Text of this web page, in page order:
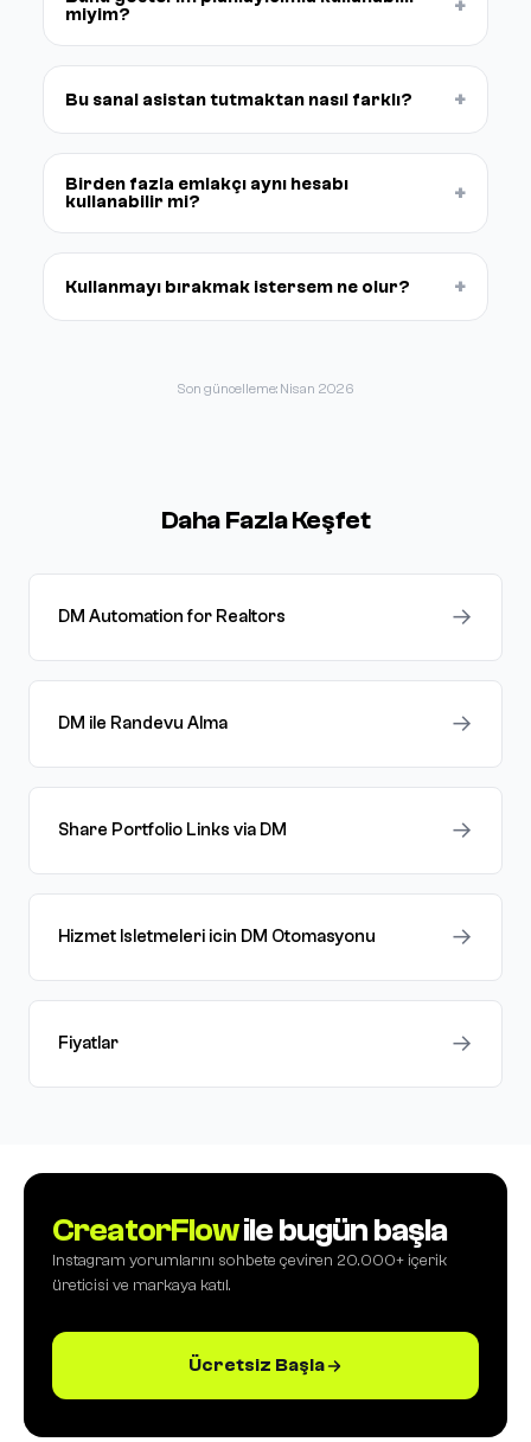
miyim?
+
Bu sanal asistan tutmaktan nasıl farklı? +
Birden fazla emlakçı aynı hesabı
kullanabilir mi?
+
Kullanmayı bırakmak istersem ne olur? +
Son güncelleme: Nisan 2026
Daha Fazla Keşfet
DM Automation for Realtors →
DM ile Randevu Alma →
Share Portfolio Links via DM →
Hizmet Isletmeleri icin DM Otomasyonu →
Fiyatlar →
CreatorFlowile bugün başla
Instagram yorumlarını sohbete çeviren 20.000+ içerik
üreticisi ve markaya katıl.
Ücretsiz Başla